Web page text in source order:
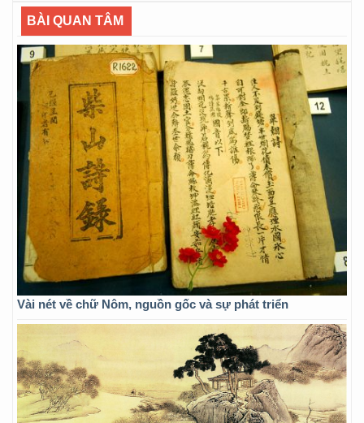
BÀI QUAN TÂM
Vài nét về chữ Nôm, nguồn gốc và sự phát triển